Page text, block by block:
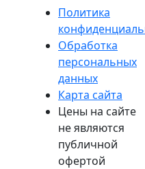
Политика
Обработка
персональных
данных
Карта сайта
Цены на сайте
не являются
публичной
офертой